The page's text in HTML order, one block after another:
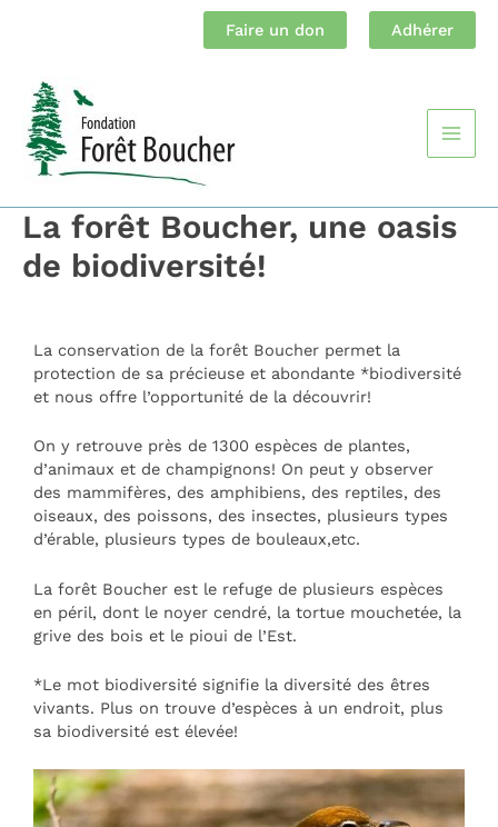
Faire un don Adhérer
La forêt Boucher, une oasis
de biodiversité!
La conservation de la forêt Boucher permet la
protection de sa précieuse et abondante *biodiversité
et nous offre l’opportunité de la découvrir!
On y retrouve près de 1300 espèces de plantes,
d’animaux et de champignons! On peut y observer
des mammifères, des amphibiens, des reptiles, des
oiseaux, des poissons, des insectes, plusieurs types
d’érable, plusieurs types de bouleaux,etc.
La forêt Boucher est le refuge de plusieurs espèces
en péril, dont le noyer cendré, la tortue mouchetée, la
grive des bois et le pioui de l’Est.
*Le mot biodiversité signifie la diversité des êtres
vivants. Plus on trouve d’espèces à un endroit, plus
sa biodiversité est élevée!